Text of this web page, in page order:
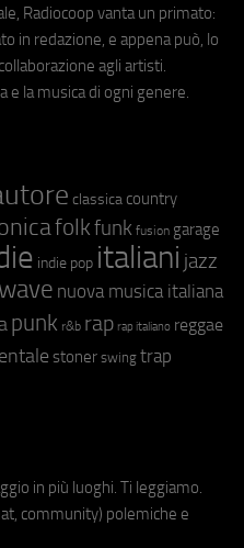
Radiocoop vanta un primato:
in redazione, e appena può, lo
agli artisti.
e la musica di ogni genere.
classica country
folkfunk fusion garage
indie pop italiani jazz
nuova musica italiana
punk r&b rap rap italiano reggae
stoner swing trap
in più luoghi. Ti leggiamo.
community) polemiche e